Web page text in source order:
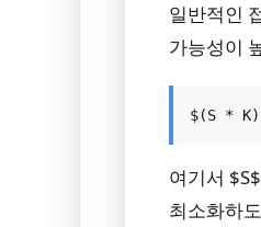
일반적인
가능성이
$(S *
여기서
최소화하